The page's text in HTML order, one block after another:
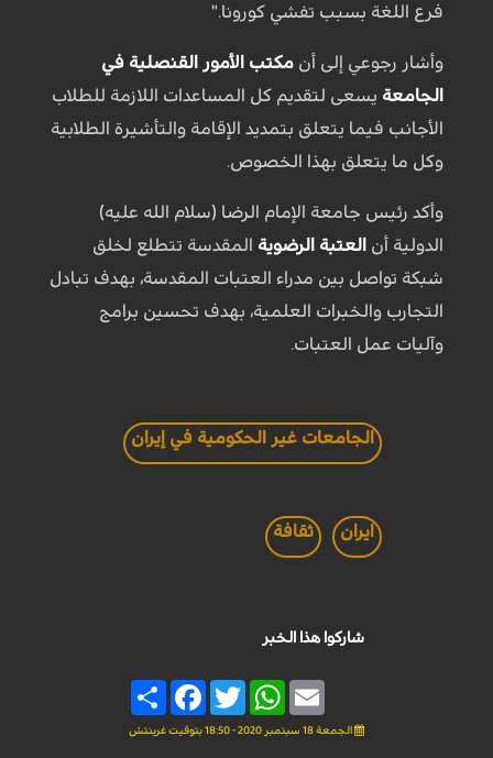
فرع اللغة بسبب تفشي كورونا."
وأشار رجوعي إلى أن مكتب الأمور القنصلية في
الجامعة يسعى لتقديم كل المساعدات اللازمة للطلاب
الأجانب فيما يتعلق بتمديد الإقامة والتأشيرة الطلابية
وكل ما يتعلق بهذا الخصوص.
وأكد رئيس جامعة الإمام الرضا (سلام الله عليه)
الدولية أن العتبة الرضوية المقدسة تتطلع لخلق
شبكة تواصل بين مدراء العتبات المقدسة، بهدف تبادل
التجارب والخبرات العلمية، بهدف تحسين برامج
وآليات عمل العتبات.
الجامعات غير الحكومية في إيران
ايران ثقافة
شاركوا هذا الخبر
Share
FacebookTwitter
WhatsAppEmail
الجمعة 18 سبتمبر 2020 - 18:50 بتوقيت غرينتش